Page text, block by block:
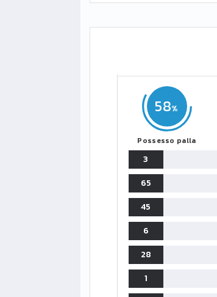
58
Possesso palla
3
65
45
6
28
1